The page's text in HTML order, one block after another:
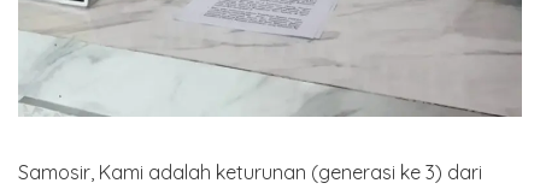
Samosir, Kami adalah keturunan (generasi ke 3) dari